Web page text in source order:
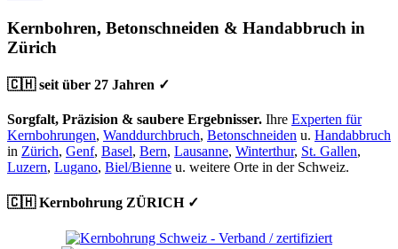
Kernbohren, Betonschneiden & Handabbruch in
Zürich
🇨🇭 seit über 27 Jahren ✓
Sorgfalt, Präzision & saubere Ergebnisser. Ihre Experten für
Kernbohrungen, Wanddurchbruch, Betonschneiden u. Handabbruch
in Zürich, Genf, Basel, Bern, Lausanne, Winterthur, St. Gallen,
Luzern, Lugano, Biel/Bienne u. weitere Orte in der Schweiz.
🇨🇭 Kernbohrung ZÜRICH ✓